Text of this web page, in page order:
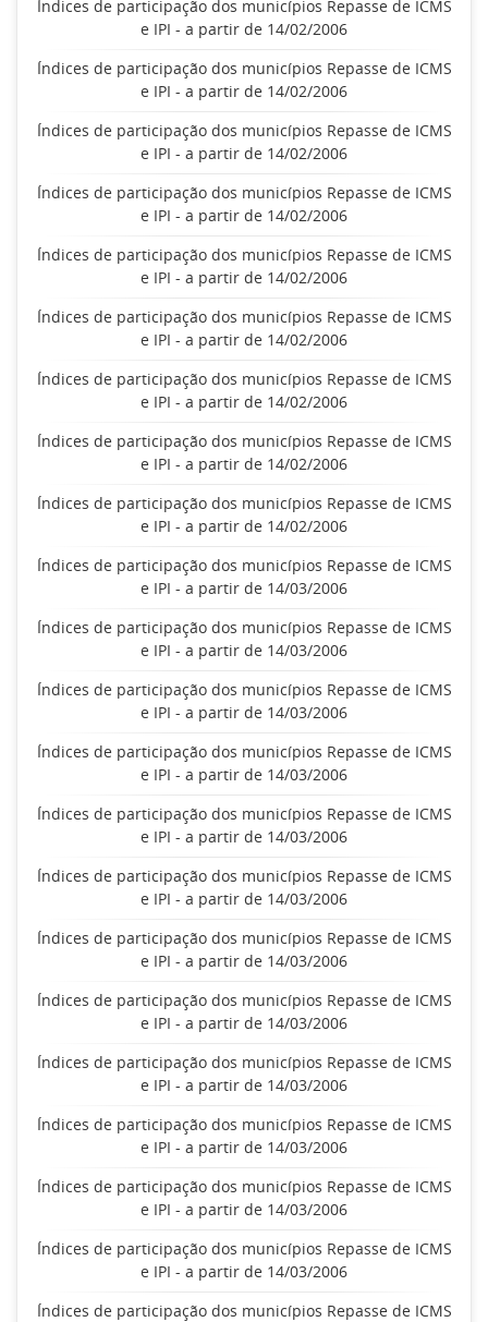
Índices de participação dos municípios Repasse de ICMS
e IPI - a partir de 14/02/2006
Índices de participação dos municípios Repasse de ICMS
e IPI - a partir de 14/02/2006
Índices de participação dos municípios Repasse de ICMS
e IPI - a partir de 14/02/2006
Índices de participação dos municípios Repasse de ICMS
e IPI - a partir de 14/02/2006
Índices de participação dos municípios Repasse de ICMS
e IPI - a partir de 14/02/2006
Índices de participação dos municípios Repasse de ICMS
e IPI - a partir de 14/02/2006
Índices de participação dos municípios Repasse de ICMS
e IPI - a partir de 14/02/2006
Índices de participação dos municípios Repasse de ICMS
e IPI - a partir de 14/02/2006
Índices de participação dos municípios Repasse de ICMS
e IPI - a partir de 14/02/2006
Índices de participação dos municípios Repasse de ICMS
e IPI - a partir de 14/03/2006
Índices de participação dos municípios Repasse de ICMS
e IPI - a partir de 14/03/2006
Índices de participação dos municípios Repasse de ICMS
e IPI - a partir de 14/03/2006
Índices de participação dos municípios Repasse de ICMS
e IPI - a partir de 14/03/2006
Índices de participação dos municípios Repasse de ICMS
e IPI - a partir de 14/03/2006
Índices de participação dos municípios Repasse de ICMS
e IPI - a partir de 14/03/2006
Índices de participação dos municípios Repasse de ICMS
e IPI - a partir de 14/03/2006
Índices de participação dos municípios Repasse de ICMS
e IPI - a partir de 14/03/2006
Índices de participação dos municípios Repasse de ICMS
e IPI - a partir de 14/03/2006
Índices de participação dos municípios Repasse de ICMS
e IPI - a partir de 14/03/2006
Índices de participação dos municípios Repasse de ICMS
e IPI - a partir de 14/03/2006
Índices de participação dos municípios Repasse de ICMS
e IPI - a partir de 14/03/2006
Índices de participação dos municípios Repasse de ICMS